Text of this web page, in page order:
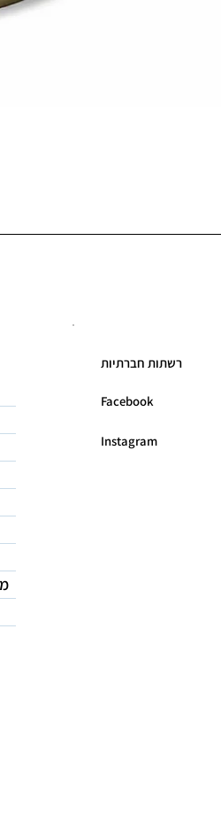
רשתות חברתיות
Facebook
Instagram